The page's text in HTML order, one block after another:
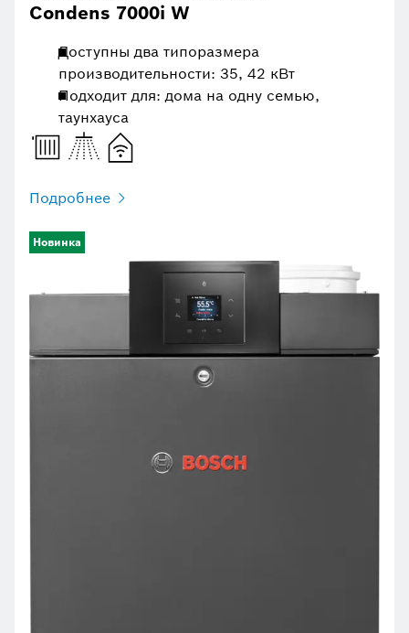
Condens 7000i W
Доступны два типоразмера
производительности: 35, 42 кВт
Подходит для: дома на одну семью,
таунхауса
Подробнее
Новинка